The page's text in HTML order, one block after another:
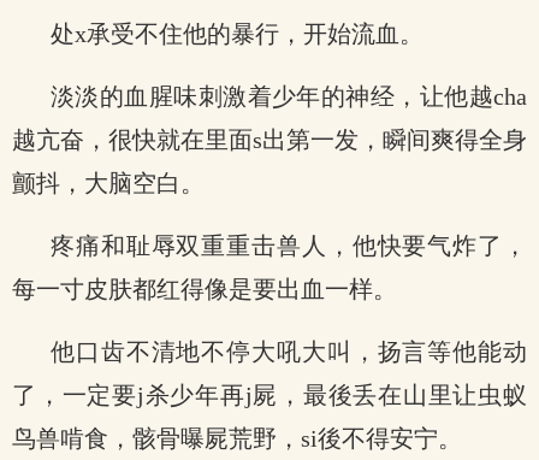
处x承受不住他的暴行，开始流血。
淡淡的血腥味刺激着少年的神经，让他越cha
越亢奋，很快就在里面s出第一发，瞬间爽得全身
颤抖，大脑空白。
疼痛和耻辱双重重击兽人，他快要气炸了，
每一寸皮肤都红得像是要出血一样。
他口齿不清地不停大吼大叫，扬言等他能动
了，一定要j杀少年再j屍，最後丢在山里让虫蚁
鸟兽啃食，骸骨曝屍荒野，si後不得安宁。